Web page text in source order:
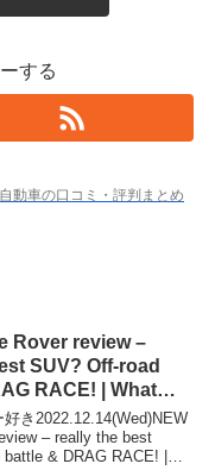
する
動車の口コミ・評判まとめ
Rover review –
SUV? Off-road
RACE! | What
き2022.12.14(Wed)NEW
– really the best
& DRAG RACE! |